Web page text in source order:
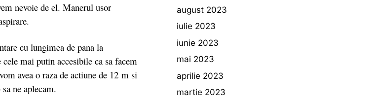
nevoie de el. Manerul usor
cu lungimea de pana la
mai putin accesibile ca sa facem
avea o raza de actiune de 12 m si
ne aplecam.
august 2023
iulie 2023
iunie 2023
mai 2023
aprilie 2023
martie 2023